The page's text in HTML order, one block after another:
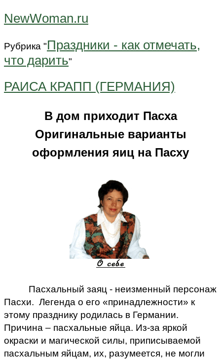
NewWoman.ru
Рубрика "Праздники - как отмечать,
что дарить"
РАИСА КРАПП (ГЕРМАНИЯ)
В дом приходит Пасха
Оригинальные варианты
оформления яиц на Пасху
Пасхальный заяц - неизменный персонаж
Пасхи. Легенда о его «принадлежности» к
этому празднику родилась в Германии.
Причина – пасхальные яйца. Из-за яркой
окраски и магической силы, приписываемой
пасхальным яйцам, их, разумеется, не могли